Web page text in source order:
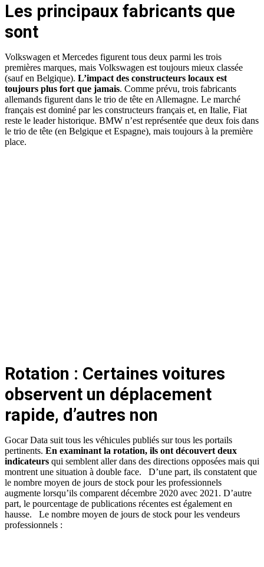
Les principaux fabricants que
sont
Volkswagen et Mercedes figurent tous deux parmi les trois
premières marques, mais Volkswagen est toujours mieux classée
(sauf en Belgique). L’impact des constructeurs locaux est
toujours plus fort que jamais. Comme prévu, trois fabricants
allemands figurent dans le trio de tête en Allemagne. Le marché
français est dominé par les constructeurs français et, en Italie, Fiat
reste le leader historique. BMW n’est représentée que deux fois dans
le trio de tête (en Belgique et Espagne), mais toujours à la première
place.
Rotation : Certaines voitures
observent un déplacement
rapide, d’autres non
Gocar Data suit tous les véhicules publiés sur tous les portails
pertinents. En examinant la rotation, ils ont découvert deux
indicateurs qui semblent aller dans des directions opposées mais qui
montrent une situation à double face.
D’une part, ils constatent que
le nombre moyen de jours de stock pour les professionnels
augmente lorsqu’ils comparent décembre 2020 avec 2021. D’autre
part, le pourcentage de publications récentes est également en
hausse.
Le nombre moyen de jours de stock pour les vendeurs
professionnels :